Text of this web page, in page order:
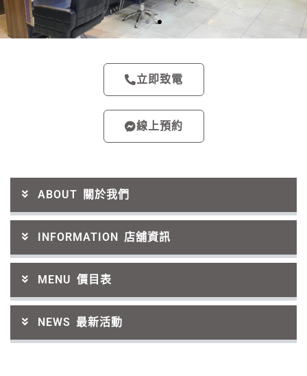
立即致電
線上預約
ABOUT 關於我們
INFORMATION 店舖資訊
MENU 價目表
NEWS 最新活動